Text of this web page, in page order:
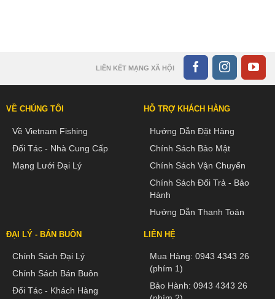
LIÊN KẾT MẠNG XÃ HỘI
VỀ CHÚNG TÔI
Về Vietnam Fishing
Đối Tác - Nhà Cung Cấp
Mạng Lưới Đại Lý
HỖ TRỢ KHÁCH HÀNG
Hướng Dẫn Đặt Hàng
Chính Sách Bảo Mật
Chính Sách Vận Chuyển
Chính Sách Đổi Trả - Bảo
Hành
Hướng Dẫn Thanh Toán
ĐẠI LÝ - BÁN BUÔN
Chính Sách Đại Lý
Chính Sách Bán Buôn
Đối Tác - Khách Hàng
LIÊN HỆ
Mua Hàng: 0943 4343 26
(phím 1)
Bảo Hành: 0943 4343 26